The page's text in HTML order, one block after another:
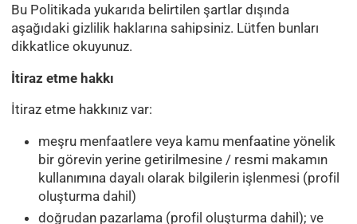
Bu Politikada yukarıda belirtilen şartlar dışında
aşağıdaki gizlilik haklarına sahipsiniz. Lütfen bunları
dikkatlice okuyunuz.
İtiraz etme hakkı
İtiraz etme hakkınız var:
meşru menfaatlere veya kamu menfaatine yönelik
bir görevin yerine getirilmesine / resmi makamın
kullanımına dayalı olarak bilgilerin işlenmesi (profil
oluşturma dahil)
doğrudan pazarlama (profil oluşturma dahil); ve